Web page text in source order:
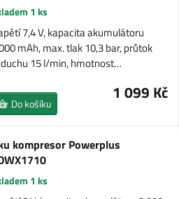
1 ks
7,4 V, kapacita akumulátoru
mAh, max. tlak 10,3 bar, průtok
15 l/min, hmotnost…
1 099 Kč
Do košíku
kompresor Powerplus
1 ks